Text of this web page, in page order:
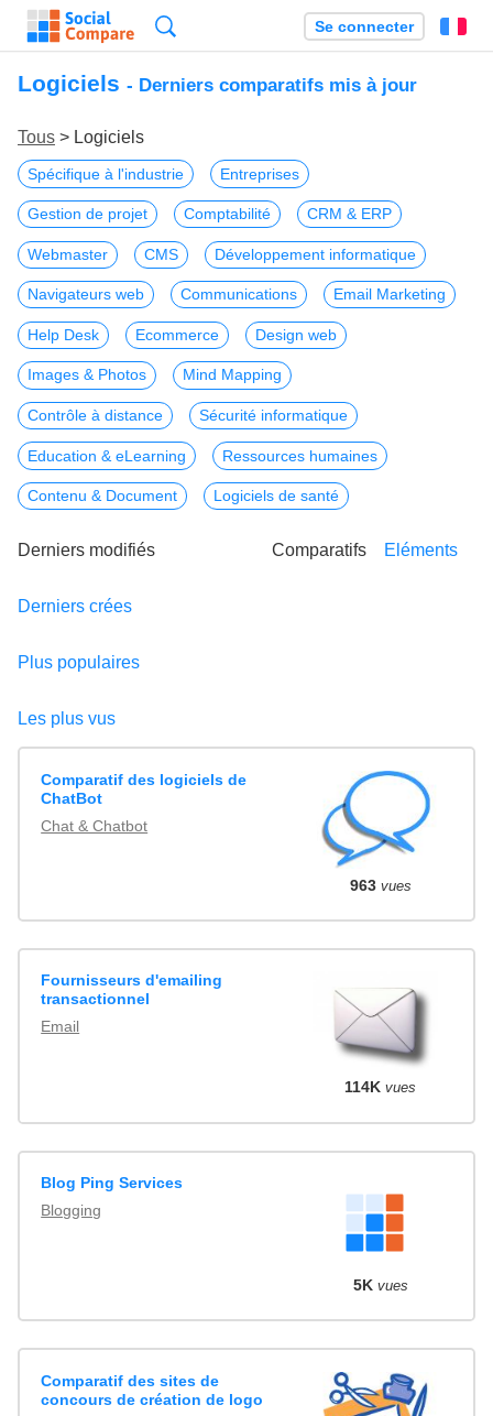
Se connecter
Logiciels - Derniers comparatifs mis à jour
Tous > Logiciels
Spécifique à l'industrie Entreprises
Gestion de projet Comptabilité CRM & ERP
Webmaster CMS Développement informatique
Navigateurs web Communications Email Marketing
Help Desk Ecommerce Design web
Images & Photos Mind Mapping
Contrôle à distance Sécurité informatique
Education & eLearning Ressources humaines
Contenu & Document Logiciels de santé
Derniers modifiés
Derniers crées
Plus populaires
Les plus vus
Comparatifs Eléments
Comparatif des logiciels de
ChatBot
Chat & Chatbot
963 vues
Fournisseurs d'emailing
transactionnel
Email
114K vues
Blog Ping Services
Blogging
5K vues
Comparatif des sites de
concours de création de logo